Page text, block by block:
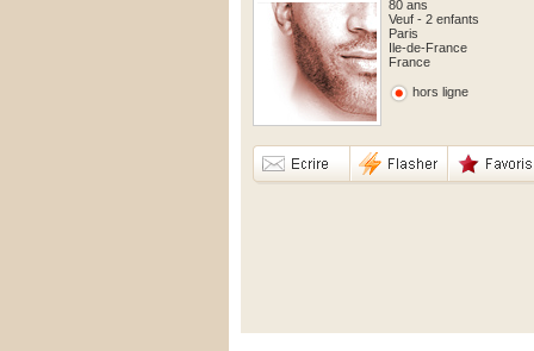
80 ans
Veuf - 2 enfants
Paris
Ile-de-France
France
hors ligne